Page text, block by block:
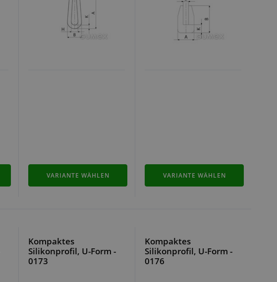
VARIANTE WÄHLEN VARIANTE WÄHLEN
Kompaktes
Silikonprofil, U-Form -
0173
Kompaktes
Silikonprofil, U-Form -
0176